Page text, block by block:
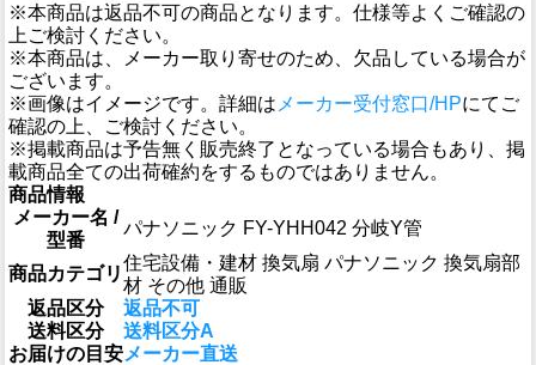
※本商品は返品不可の商品となります。仕様等よくご確認の
上ご検討ください。
※本商品は、メーカー取り寄せのため、欠品している場合が
ございます。
※画像はイメージです。詳細は メーカー受付窓口/HPにてご
確認の上、ご検討ください。
※掲載商品は予告無く販売終了となっている場合もあり、掲
載商品全ての出荷確約をするものではありません。
商品情報
メーカー名 /
型番
パナソニック FY-YHH042 分岐Y管
商品カテゴリ
住宅設備・建材 換気扇 パナソニック 換気扇部
材 その他 通販
返品区分
返品不可
送料区分
送料区分A
お届けの目安メーカー直送